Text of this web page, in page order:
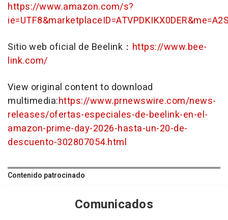
https://www.amazon.com/s?
Sitio web oficial de Beelink： https://www.bee-
link.com/
View original content to download
multimedia:https://www.prnewswire.com/news-
releases/ofertas-especiales-de-beelink-en-el-
amazon-prime-day-2026-hasta-un-20-de-
descuento-302807054.html
Contenido patrocinado
Comunicados